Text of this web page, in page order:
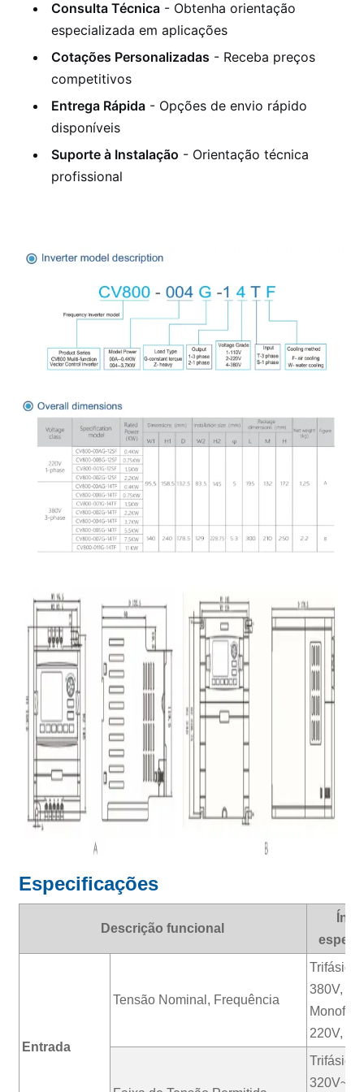
Consulta Técnica- Obtenha orientação
especializada em aplicações
Cotações Personalizadas - Receba preços
competitivos
Entrega Rápida- Opções de envio rápido
disponíveis
Suporte à Instalação - Orientação técnica
profissional
Especificações
Descrição funcional
Entrada
Tensão Nominal, Frequência
Trifásico
380V,
220V,
Trifásico